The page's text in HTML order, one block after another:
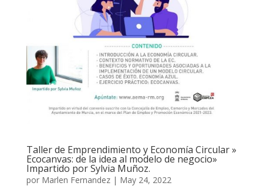
Taller de Emprendimiento y Economía Circular »
Ecocanvas: de la idea al modelo de negocio»
Impartido por Sylvia Muñoz.
por Marlen Fernandez| May 24, 2022